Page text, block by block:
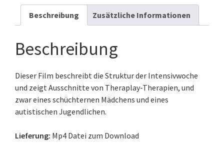
Beschreibung Zusätzliche Informationen
Beschreibung
Dieser Film beschreibt die Struktur der Intensivwoche
und zeigt Ausschnitte von Theraplay-Therapien, und
zwar eines schüchternen Mädchens und eines
autistischen Jugendlichen.
Lieferung: Mp4 Datei zum Download